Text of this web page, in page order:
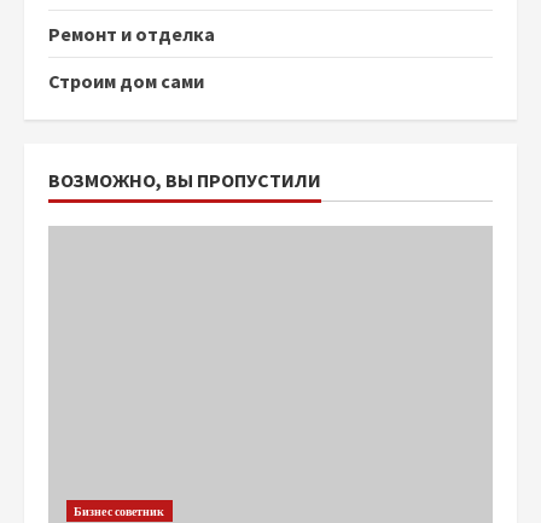
Ремонт и отделка
Строим дом сами
ВОЗМОЖНО, ВЫ ПРОПУСТИЛИ
Бизнес советник